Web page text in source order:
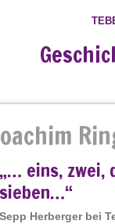
„… eins, zwei,
sieben…“
Sepp Herberger bei